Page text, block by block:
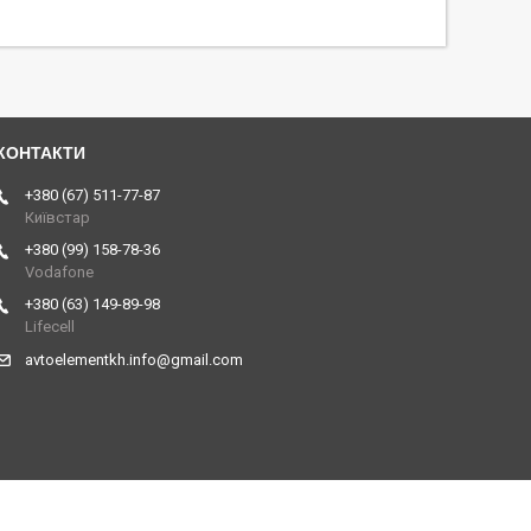
+380 (67) 511-77-87
Київстар
+380 (99) 158-78-36
Vodafone
+380 (63) 149-89-98
Lifecell
avtoelementkh.info@gmail.com